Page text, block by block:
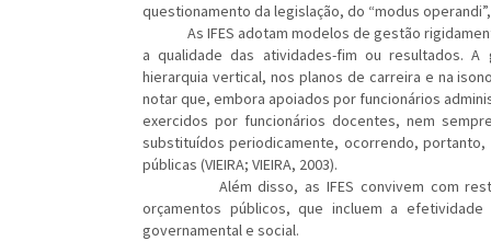
questionamento da legislação, do “modus
As IFES adotam modelos de gestão
a qualidade das atividades-fim ou resultados.
hierarquia vertical, nos planos de carreira e na
notar que, embora apoiados por funcionários
exercidos por funcionários docentes, nem
substituídos periodicamente, ocorrendo,
públicas (VIEIRA; VIEIRA, 2003).
Além disso, as IFES convivem com
orçamentos públicos, que incluem a
governamental e social.